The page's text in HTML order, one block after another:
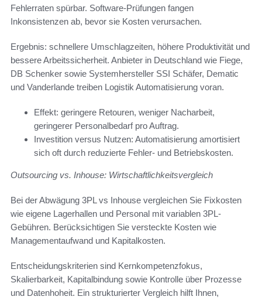
Fehlerraten spürbar. Software-Prüfungen fangen
Inkonsistenzen ab, bevor sie Kosten verursachen.
Ergebnis: schnellere Umschlagzeiten, höhere Produktivität und
bessere Arbeitssicherheit. Anbieter in Deutschland wie Fiege,
DB Schenker sowie Systemhersteller SSI Schäfer, Dematic
und Vanderlande treiben Logistik Automatisierung voran.
Effekt: geringere Retouren, weniger Nacharbeit,
geringerer Personalbedarf pro Auftrag.
Investition versus Nutzen: Automatisierung amortisiert
sich oft durch reduzierte Fehler- und Betriebskosten.
Outsourcing vs. Inhouse: Wirtschaftlichkeitsvergleich
Bei der Abwägung 3PL vs Inhouse vergleichen Sie Fixkosten
wie eigene Lagerhallen und Personal mit variablen 3PL-
Gebühren. Berücksichtigen Sie versteckte Kosten wie
Managementaufwand und Kapitalkosten.
Entscheidungskriterien sind Kernkompetenzfokus,
Skalierbarkeit, Kapitalbindung sowie Kontrolle über Prozesse
und Datenhoheit. Ein strukturierter Vergleich hilft Ihnen,